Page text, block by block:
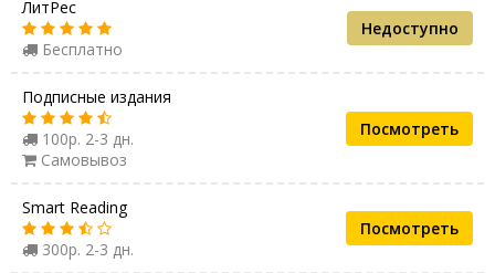
ЛитРес
Бесплатно
Недоступно
Подписные издания
100р. 2-3 дн.
Самовывоз
Посмотреть
Smart Reading
300р. 2-3 дн.
Посмотреть